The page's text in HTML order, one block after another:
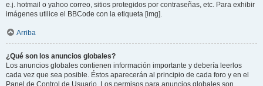
e.j. hotmail o yahoo correo, sitios protegidos por contraseñas, etc. Para exhibir
imágenes utilice el BBCode con la etiqueta [img].
Arriba
¿Qué son los anuncios globales?
Los anuncios globales contienen información importante y debería leerlos
cada vez que sea posible. Éstos aparecerán al principio de cada foro y en el
Panel de Control de Usuario. Los permisos para anuncios globales son